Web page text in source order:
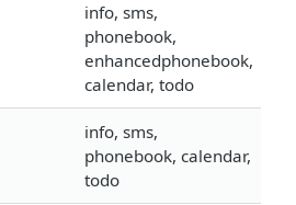
info, sms,
phonebook,
enhancedphonebook,
calendar, todo
info, sms,
phonebook, calendar,
todo